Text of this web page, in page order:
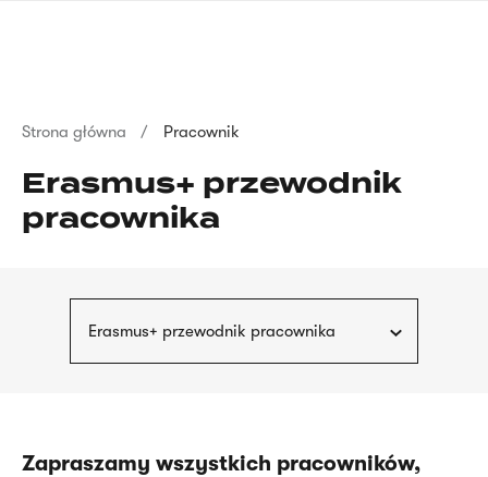
Ścieżka
nawigacyjna
Strona główna Pracownik
Erasmus+ przewodnik
pracownika
Erasmus+ przewodnik pracownika
Zapraszamy wszystkich pracowników,